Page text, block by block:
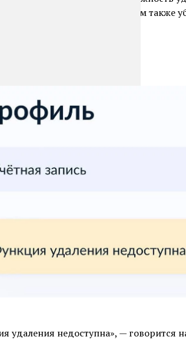
пользователи сервиса. В этом также
удаления недоступна», — говорится